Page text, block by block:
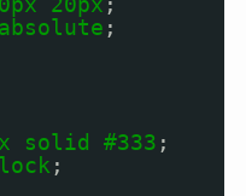
absolute ;
solid #333 ;
;